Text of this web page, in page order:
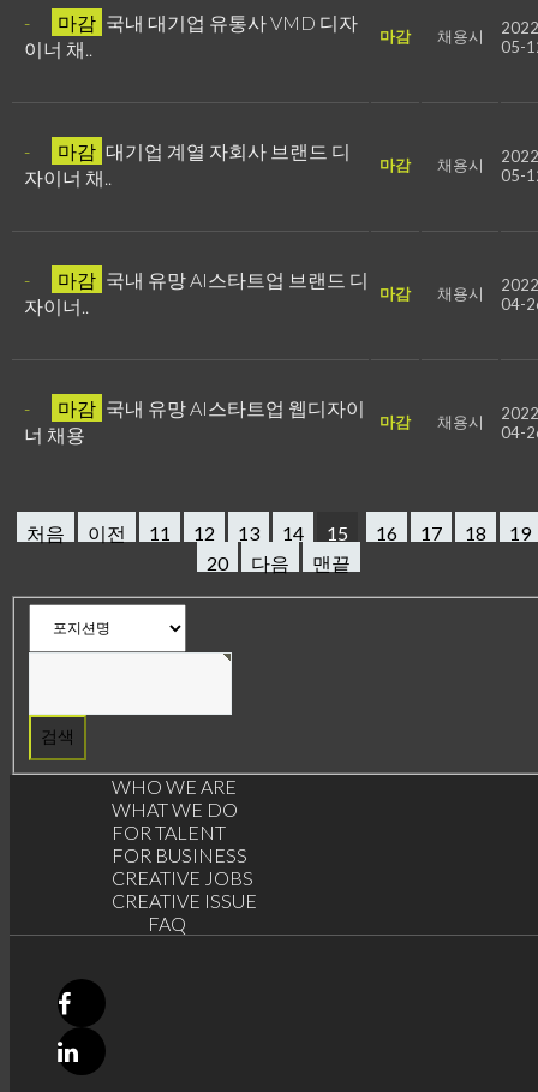
- 마감 국내 대기업 유통사 VMD 디자
이너 채..
마감 채용시
05-
- 마감 대기업 계열 자회사 브랜드 디
자이너 채..
마감 채용시
05-
- 마감 국내 유망 AI스타트업 브랜드 디
자이너..
마감 채용시
04-
- 마감 국내 유망 AI스타트업 웹디자이
너 채용
마감 채용시
04-
처음 이전 11 12 13 14 15 16 17 18
19
20
다음 맨끝
색
WHO WE ARE
WHAT WE DO
FOR TALENT
FOR BUSINESS
CREATIVE JOBS
CREATIVE ISSUE
FAQ